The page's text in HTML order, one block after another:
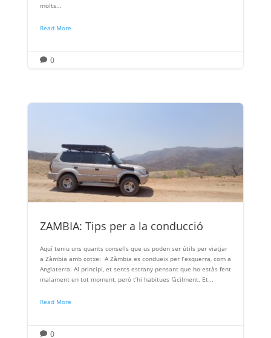
molts...
Read More
 0
ZAMBIA: Tips per a la conducció
Aquí teniu uns quants consells que us poden ser útils per viatjar
a Zàmbia amb cotxe: A Zàmbia es condueix per l’esquerra, com a
Anglaterra. Al principi, et sents estrany pensant que ho estàs fent
malament en tot moment, però t’hi habitues fàcilment. Et...
Read More
 0